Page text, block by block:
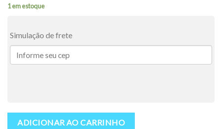
1 em estoque
Simulação de frete
ADICIONAR AO CARRINHO